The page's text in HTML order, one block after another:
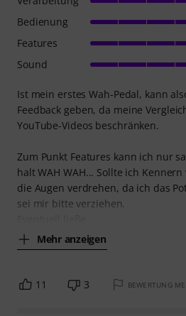
Ist mein erstes Wah-Pedal, kann
Feedback geben, da meine
YouTube-Videos beschränken.
Zum Punkt Features kann ich nur
halt WAH WAH... Sollte ich
die Augen verdrehen, da ich das
sei mir bitte verziehen.
Mehr anzeigen
Bedienung
Features
Sound
11 3 BEWERTUNG